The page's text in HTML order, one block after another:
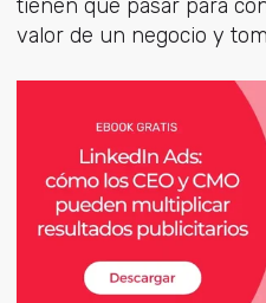
tienen que pasar para
valor de un negocio y